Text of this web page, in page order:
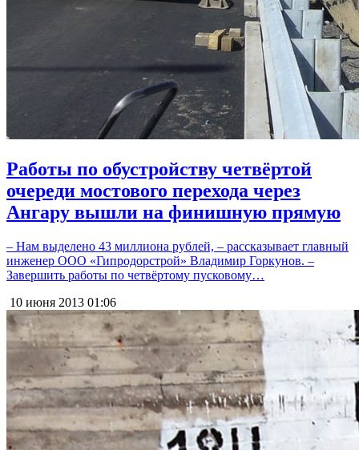
Работы по обустройству четвёртой
очереди мостового перехода через
Ангару вышли на финишную прямую
– Нам выделено 43 миллиона рублей, – рассказывает главный
инженер ООО «Гипродорстрой» Владимир Горкунов. –
Завершить работы по четвёртому пусковому…
10 июня 2013 01:06